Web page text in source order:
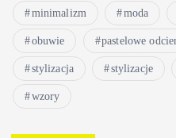
minimalizm moda
obuwie pastelowe
stylizacja stylizacje
wzory